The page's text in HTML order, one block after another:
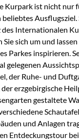
Kurpark ist nicht nur
beliebtes
des Internationalen
Sie sich um und
Parkes inspirieren.
gelegenen
der Ruhe- und
erzgebirgische
gestaltete
und Anlagen
Entdeckungstour